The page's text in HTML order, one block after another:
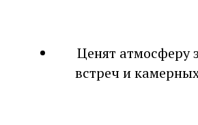
Ценят атмосферу
встреч и